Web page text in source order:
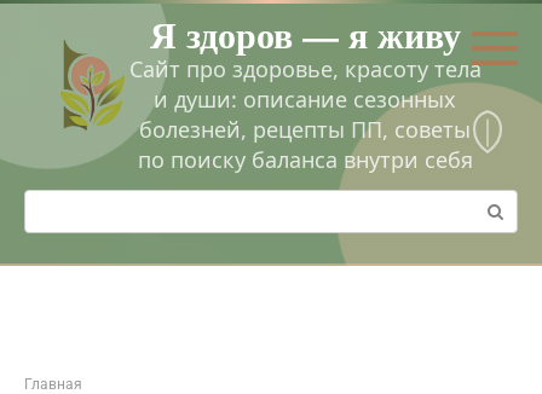
Перейти
контенту
Я здоров — я живу
Сайт про здоровье, красоту тела
и души: описание сезонных
болезней, рецепты ПП, советы
по поиску баланса внутри себя
Поиск:
Главная